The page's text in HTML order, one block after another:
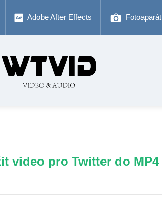
Adobe After Effects Fotoaparát
video pro Twitter do MP4